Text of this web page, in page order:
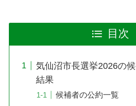
目次
気仙沼市長選挙2026の
結果
候補者の公約一覧